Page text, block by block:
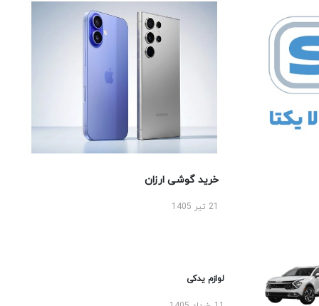
خرید گوشی ارزان
لوازم یدکی